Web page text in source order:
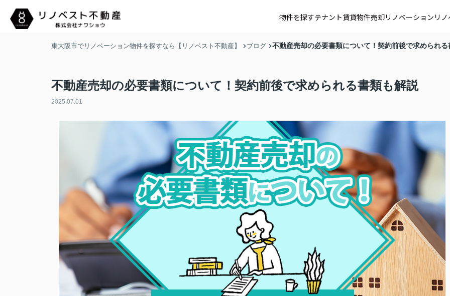
物件を探すテナント賃貸物件売却リノベーション リ
東大阪市でリノベーション物件を探すなら【リノベスト不動産】 ブログ 不動産売却の必要書類について！契約前後で求められる
不動産売却の必要書類について！契約前後で求められる書類も解説
2025.07.01